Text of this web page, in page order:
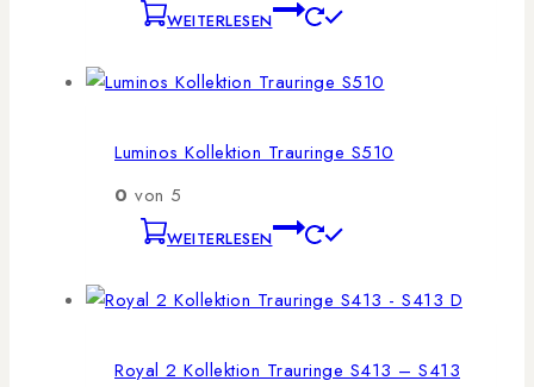
WEITERLESEN
Luminos Kollektion Trauringe S510
0 von 5
WEITERLESEN
Royal 2 Kollektion Trauringe S413 – S413